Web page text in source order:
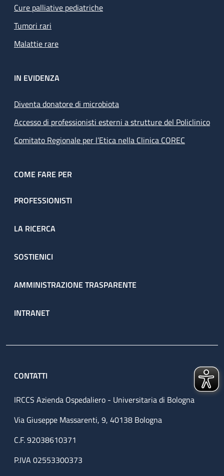
Cure palliative pediatriche
Tumori rari
Malattie rare
IN EVIDENZA
Diventa donatore di microbiota
Accesso di professionisti esterni a strutture del Policlinico
Comitato Regionale per l’Etica nella Clinica COREC
COME FARE PER
PROFESSIONISTI
LA RICERCA
SOSTIENICI
AMMINISTRAZIONE TRASPARENTE
INTRANET
CONTATTI
IRCCS Azienda Ospedaliero - Universitaria di Bologna
Via Giuseppe Massarenti, 9, 40138 Bologna
C.F. 92038610371
P.IVA 02553300373